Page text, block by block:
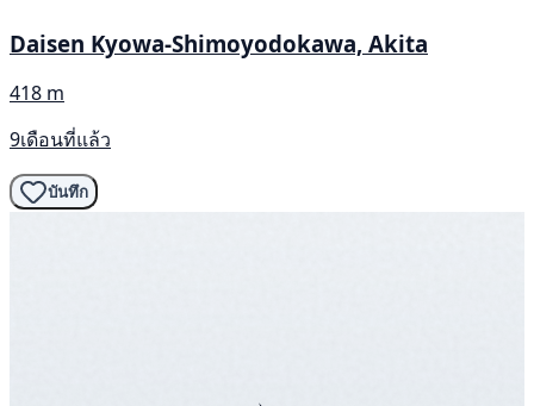
Daisen Kyowa-Shimoyodokawa, Akita
418 m
9เดือนที่แล้ว
บันทึก